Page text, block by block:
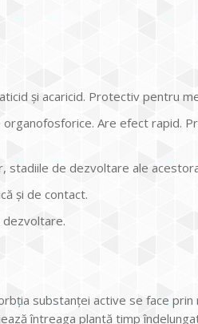
și acaricid. Protectiv pentru
Are efect rapid.
stadiile de dezvoltare ale
și de contact.
substanţei active se face
întreaga plantă timp